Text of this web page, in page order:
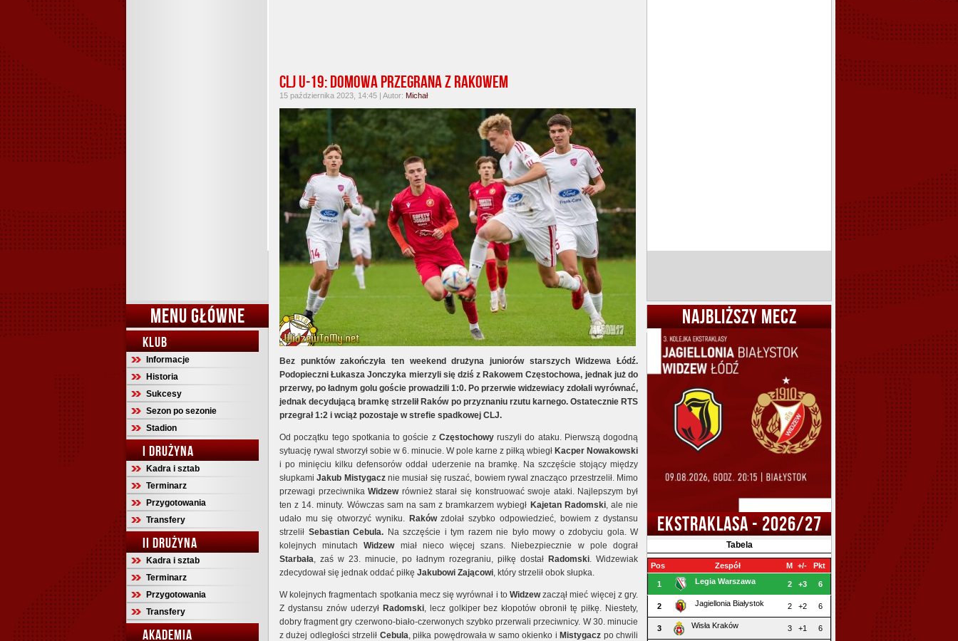
MENU GŁÓWNE
KLUB
Informacje
Historia
Sukcesy
Sezon po sezonie
Stadion
I DRUŻYNA
Kadra i sztab
Terminarz
Przygotowania
Transfery
II DRUŻYNA
Kadra i sztab
Terminarz
Przygotowania
Transfery
AKADEMIA
CLJ U-19: Domowa przegrana z Rakowem
15 października 2023, 14:45 | Autor: Michał
Bez punktów zakończyła ten weekend drużyna juniorów starszych Widzewa Łódź.
Podopieczni Łukasza Jonczyka mierzyli się dziś z Rakowem Częstochowa, jednak już do
przerwy, po ładnym golu goście prowadzili 1:0. Po przerwie widzewiacy zdołali wyrównać,
jednak decydującą bramkę strzelił Raków po przyznaniu rzutu karnego. Ostatecznie RTS
przegrał 1:2 i wciąż pozostaje w strefie spadkowej CLJ.
Od początku tego spotkania to goście z Częstochowyruszyli do ataku. Pierwszą dogodną
sytuację rywal stworzył sobie w 6. minucie. W pole karne z piłką wbiegł Kacper Nowakowski
i po minięciu kilku defensorów oddał uderzenie na bramkę. Na szczęście stojący między
słupkamiJakub Mistygacznie musiał się ruszać, bowiem rywal znacząco przestrzelił. Mimo
przewagi przeciwnikaWidzewrównież starał się konstruować swoje ataki. Najlepszym był
ten z 14. minuty. Wówczas sam na sam z bramkarzem wybiegł Kajetan Radomski, ale nie
udało mu się otworzyć wyniku. Rakówzdołał szybko odpowiedzieć, bowiem z dystansu
strzelił Sebastian Cebula. Na szczęście i tym razem nie było mowy o zdobyciu gola. W
kolejnych minutachWidzewmiał nieco więcej szans. Niebezpiecznie w pole dograł
Starbała, zaś w 23. minucie, po ładnym rozegraniu, piłkę dostał Radomski. Widzewiak
zdecydował się jednak oddać piłkę Jakubowi Zającowi, który strzelił obok słupka.
W kolejnych fragmentach spotkania mecz się wyrównał i to Widzewzaczął mieć więcej z gry.
Z dystansu znów uderzył Radomski, lecz golkiper bez kłopotów obronił tę piłkę. Niestety,
dobry fragment gry czerwono-biało-czerwonych szybko przerwali przeciwnicy. W 30. minucie
z dużej odległości strzelił Cebula, piłka powędrowała w samo okienko i Mistygacz po chwili
NAJBLIŻSZY MECZ
EKSTRAKLASA - 2026/27
Tabela
Pos Zespół M +/- Pkt
1 Legia Warszawa 2 +3 6
2 Jagiellonia Białystok 2 +2 6
3 Wisła Kraków 3 +1 6